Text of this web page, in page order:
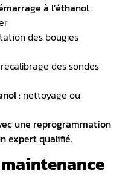
à l’éthanol :
des bougies
recalibrage des sondes
: nettoyage ou
une reprogrammation
expert qualifié.